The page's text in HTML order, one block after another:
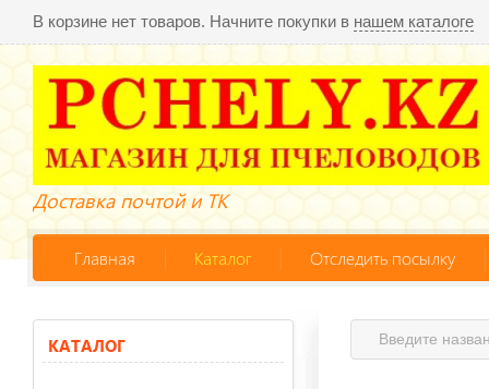
В корзине нет товаров. Начните покупки в нашем каталоге
Доставка почтой и ТК
Главная Каталог Отследить посылку
КАТАЛОГ